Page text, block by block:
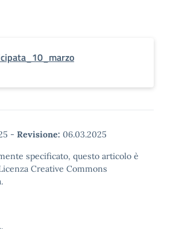
- Revisione: 06.03.2025
specificato, questo articolo è
Creative Commons